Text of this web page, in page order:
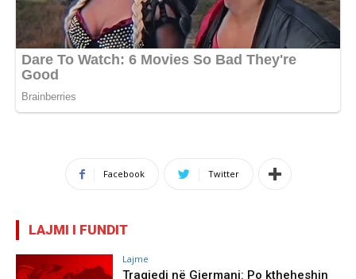
Facebook Twitter
LAJMI I FUNDIT
Lajme
Tragjedi në Gjermani: Po ktheheshin